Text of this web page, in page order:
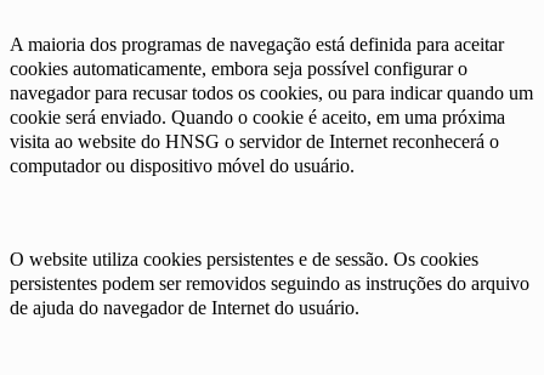
A maioria dos programas de navegação está definida para aceitar
cookies automaticamente, embora seja possível configurar o
navegador para recusar todos os cookies, ou para indicar quando um
cookie será enviado. Quando o cookie é aceito, em uma próxima
visita ao website do HNSG o servidor de Internet reconhecerá o
computador ou dispositivo móvel do usuário.
O website utiliza cookies persistentes e de sessão. Os cookies
persistentes podem ser removidos seguindo as instruções do arquivo
de ajuda do navegador de Internet do usuário.